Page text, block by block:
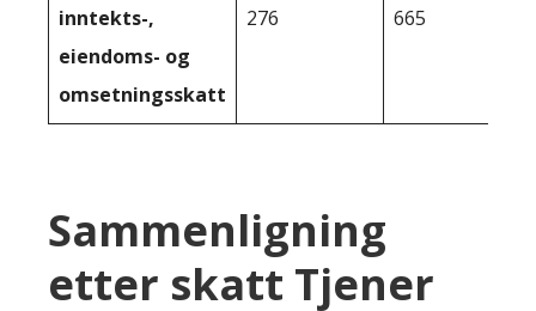
inntekts-,
eiendoms- og
omsetningsskatt
276
665
Sammenligning
etter skatt Tjener